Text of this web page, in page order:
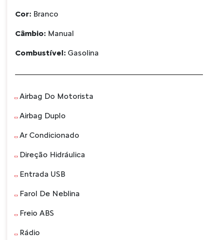
Cor: Branco
Câmbio: Manual
Combustível: Gasolina
Airbag Do Motorista
Airbag Duplo
Ar Condicionado
Direção Hidráulica
Entrada USB
Farol De Neblina
Freio ABS
Rádio